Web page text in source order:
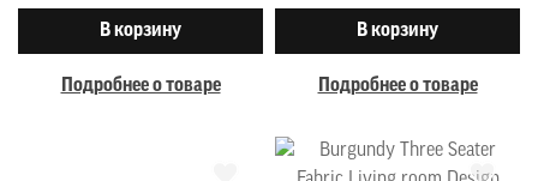
В корзину
Подробнее о товаре
В корзину
Подробнее о товаре